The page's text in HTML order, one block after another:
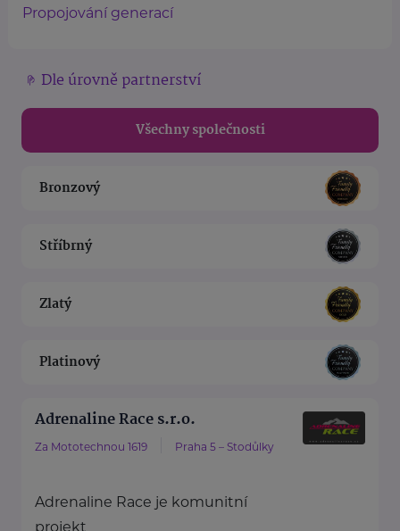
Propojování generací
Dle úrovně partnerství
Všechny společnosti
Bronzový
Stříbrný
Zlatý
Platinový
Adrenaline Race s.r.o.
Za Mototechnou 1619 Praha 5 – Stodůlky
Adrenaline Race je komunitní
projekt